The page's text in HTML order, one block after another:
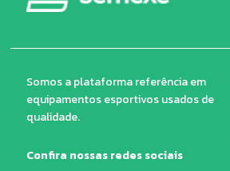
Somos a plataforma referência em
equipamentos esportivos usados de
qualidade.
Confira nossas redes sociais